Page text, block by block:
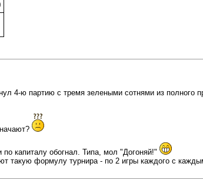
4-ю партию с тремя зелеными сотнями из полного
капиталу обогнал. Типа, мол "Догоняй!"
такую формулу турнира - по 2 игры каждого с